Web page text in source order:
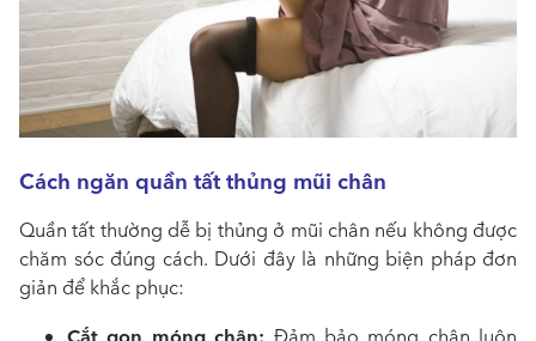
Cách ngăn quần tất thủng mũi chân
Quần tất thường dễ bị thủng ở mũi chân nếu không được
chăm sóc đúng cách. Dưới đây là những biện pháp đơn
giản để khắc phục: